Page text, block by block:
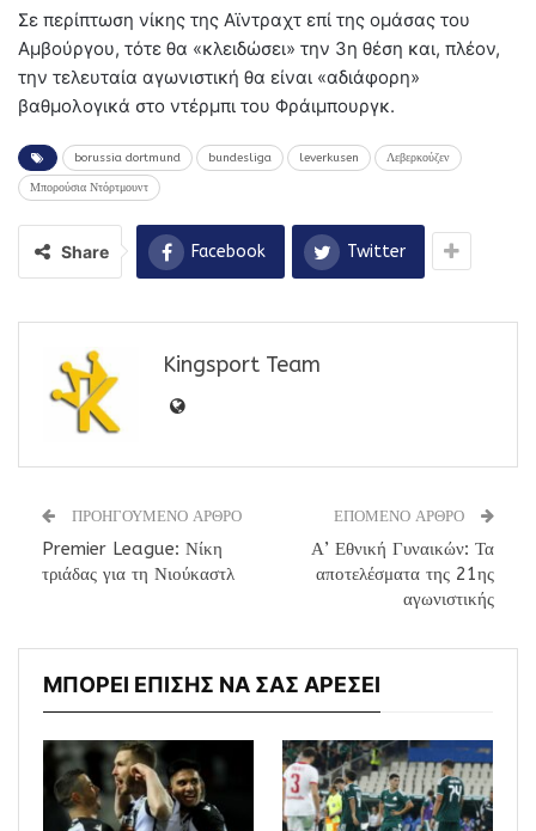
Σε περίπτωση νίκης της Αϊντραχτ επί της ομάσας του
Αμβούργου, τότε θα «κλειδώσει» την 3η θέση και, πλέον,
την τελευταία αγωνιστική θα είναι «αδιάφορη»
βαθμολογικά στο ντέρμπι του Φράιμπουργκ.
borussia dortmund bundesliga leverkusen Λεβερκούζεν
Μπορούσια Ντόρτμουντ
Share Facebook Twitter
Kingsport Team
ΠΡΟΗΓΟΥΜΕΝΟ ΑΡΘΡΟ
Premier League: Νίκη
τριάδας για τη Νιούκαστλ
ΕΠΟΜΕΝΟ ΑΡΘΡΟ
Α’ Εθνική Γυναικών: Τα
αποτελέσματα της 21ης
αγωνιστικής
ΜΠΟΡΕΙ ΕΠΙΣΗΣ ΝΑ ΣΑΣ ΑΡΕΣΕΙ